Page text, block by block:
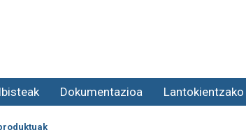
Dokumentazioa